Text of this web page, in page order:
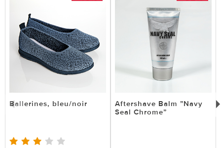
Ballerines, bleu/noir
Aftershave Balm ”Navy
Seal Chrome”